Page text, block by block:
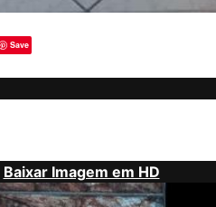
Save
Baixar Imagem em HD